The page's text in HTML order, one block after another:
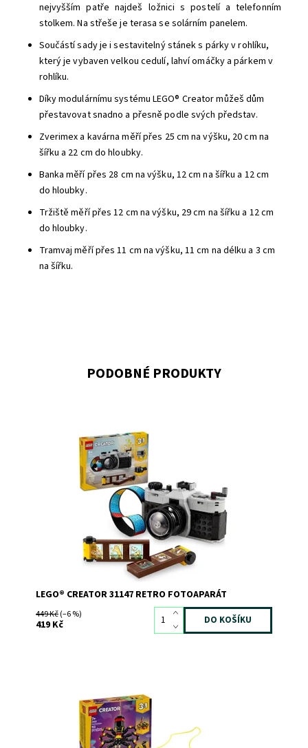
nejvyšším patře najdeš ložnici s postelí a telefonním
stolkem. Na střeše je terasa se solárním panelem.
Součástí sady je i sestavitelný stánek s párky v rohlíku,
který je vybaven velkou cedulí, lahví omáčky a párkem v
rohlíku.
Díky modulárnímu systému LEGO® Creator můžeš dům
přestavovat snadno a přesně podle svých představ.
Zverimex a kavárna měří přes 25 cm na výšku, 20 cm na
šířku a 22 cm do hloubky.
Banka měří přes 28 cm na výšku, 12 cm na šířku a 12 cm
do hloubky.
Tržiště měří přes 12 cm na výšku, 29 cm na šířku a 12 cm
do hloubky.
Tramvaj měří přes 11 cm na výšku, 11 cm na délku a 3 cm
na šířku.
PODOBNÉ PRODUKTY
Stavebnice LEGO® Creator 3 v 1 Retro fotoaparát
Dostupnost:
Skladem>3
11403
LEGO
LEGO® CREATOR 31147 RETRO FOTOAPARÁT
449 Kč(–6 %)
419 Kč
Užijte si dobrodružství plná zábavy se 3 různými
divokými zvířaty!